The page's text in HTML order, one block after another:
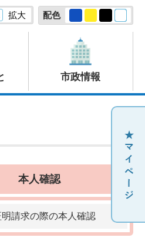
拡大 配色
市政情報
本人確認
明請求の際の本人確認